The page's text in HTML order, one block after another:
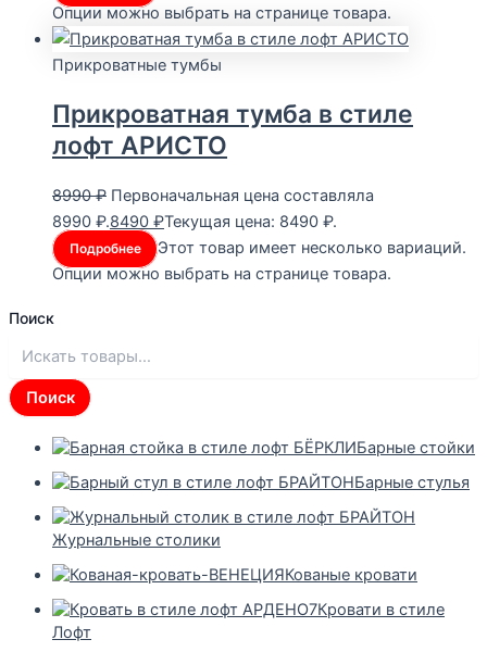
Поиск
Поиск
Барные стойки
Барные стулья
Журнальные столики
Кованые кровати
Кровати в стиле
Лофт
Опции можно выбрать на странице товара.
Прикроватные тумбы
Прикроватная тумба в стиле
лофт АРИСТО
8990₽ Первоначальная цена составляла
8990 ₽.8490 ₽Текущая цена: 8490 ₽.
Подробнее
Этот товар имеет несколько вариаций.
Опции можно выбрать на странице товара.